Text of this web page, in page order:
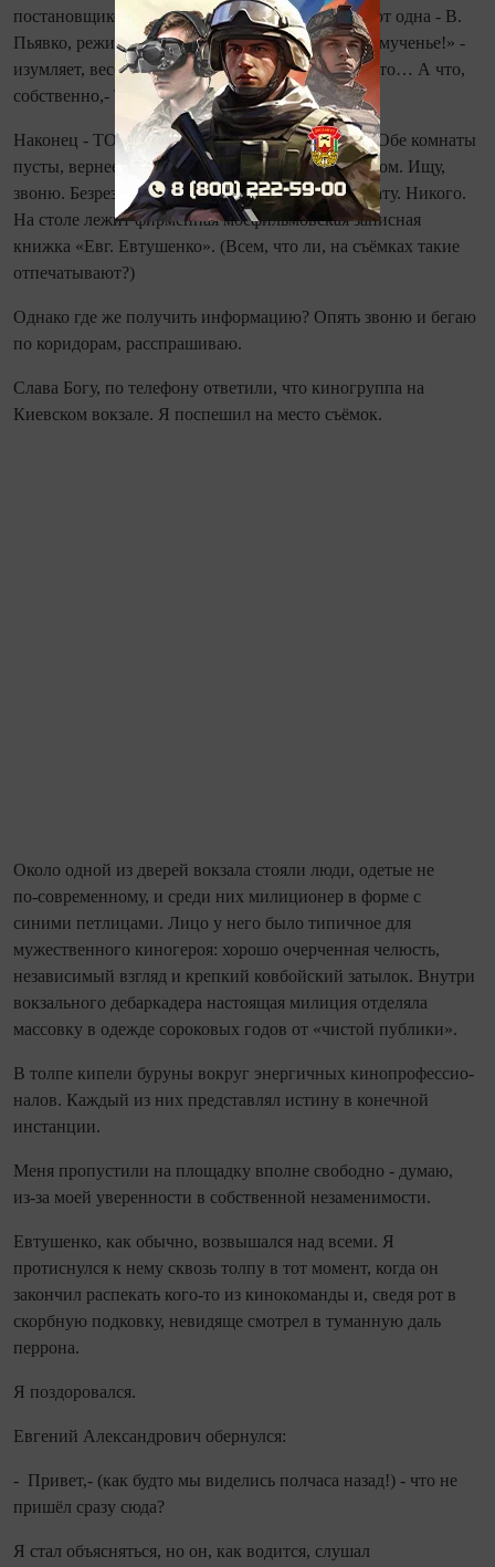
постановщиков, известные и неизвестные, но вот одна - В.
Пьявко, режиссёр фильма «Ты мой восторг, моё мученье!» -
изумляет, веселит, укрепляет дух: если даже он, то… А что,
собственно,- ТО..?
Наконец - ТО: «Детский сад» Евг. Евтушенко». Обе комнаты
пусты, вернее, полны остывшим табачным смогом. Ищу,
звоню. Безрезультатно. Захожу ещё в одну комнату. Никого.
На столе лежит фирменная мосфильмовская записная
книжка «Евг. Евтушенко». (Всем, что ли, на съёмках такие
отпечатывают?)
Однако где же получить информацию? Опять звоню и бегаю
по коридорам, расспрашиваю.
Слава Богу, по телефону ответили, что киногруппа на
Киевском вокзале. Я поспешил на место съёмок.
Около одной из дверей вокзала стояли люди, одетые не
по‑современному, и среди них милиционер в форме с
синими петлицами. Лицо у него было типичное для
мужественного киногероя: хорошо очерченная челюсть,
независимый взгляд и крепкий ковбойский затылок. Внутри
вокзального дебаркадера­ настоящая милиция отделяла
массовку в одежде сороковых годов от «чистой пуб­лики».
В толпе кипели буруны вокруг энергичных кинопрофессио­
налов. Каждый из них представлял истину в конечной
инстанции.
Меня пропустили на площадку вполне свободно - думаю,
из‑за моей уверенности в собственной незаменимости.
Евтушенко, как обычно, возвышался над всеми. Я
протиснулся к нему сквозь толпу в тот момент, ко­гда он
закончил распекать кого‑то из кинокоманды и, сведя рот в
скорбную подковку, невидяще смотрел в туманную даль
перрона.
Я поздоровался.
Евгений Александрович обернулся:
- Привет,- (как будто мы виделись полчаса назад!) - что не
пришёл сразу сюда?
Я стал объясняться, но он, как водится, слушал